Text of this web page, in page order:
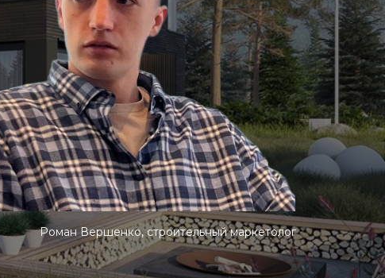
Роман Вершенко, строительный маркетолог